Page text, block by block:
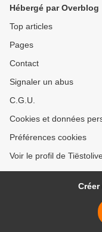
Hébergé par Overblog
Top articles
Pages
Contact
Signaler un abus
C.G.U.
Cookies et données
Préférences cookies
Voir le profil de